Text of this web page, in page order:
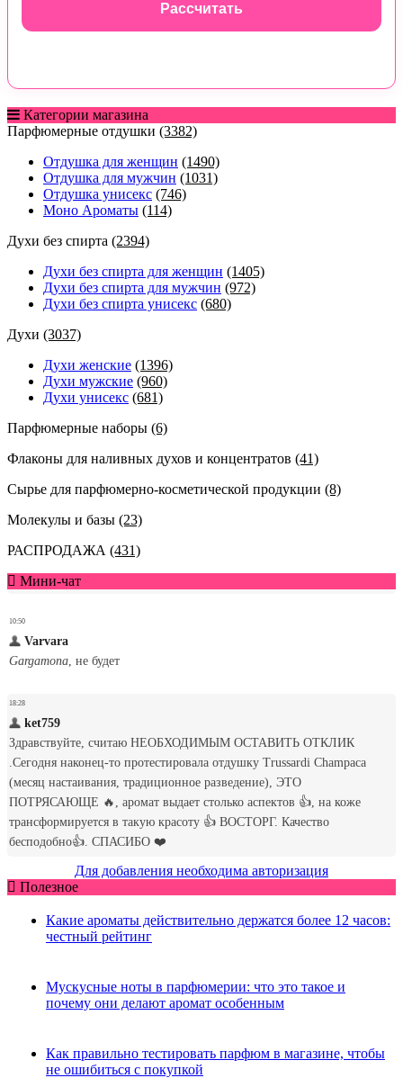
Рассчитать
Категории магазина
Парфюмерные отдушки (3382)
Отдушка для женщин (1490)
Отдушка для мужчин (1031)
Отдушка унисекс (746)
Моно Ароматы (114)
Духи без спирта (2394)
Духи без спирта для женщин (1405)
Духи без спирта для мужчин (972)
Духи без спирта унисекс (680)
Духи (3037)
Духи женские (1396)
Духи мужские (960)
Духи унисекс (681)
Парфюмерные наборы (6)
Флаконы для наливных духов и концентратов (41)
Сырье для парфюмерно-косметической продукции (8)
Молекулы и базы (23)
РАСПРОДАЖА (431)
Мини-чат
Для добавления необходима авторизация
Полезное
Какие ароматы действительно держатся более 12 часов:
честный рейтинг
Мускусные ноты в парфюмерии: что это такое и
почему они делают аромат особенным
Как правильно тестировать парфюм в магазине, чтобы
не ошибиться с покупкой